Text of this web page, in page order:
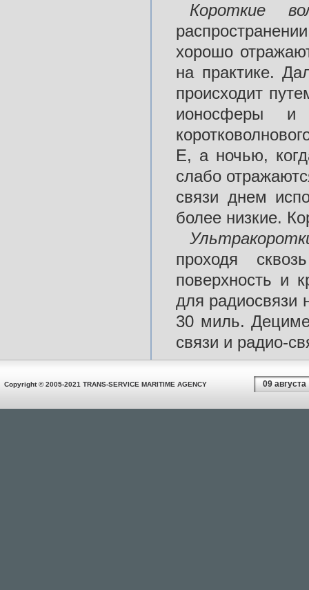
Короткие
хорошо
на практике.
происходит
ионосферы
Е, а ночью,
слабо
связи днем
более низкие.
проходя
поверхность и
для радиосвязи
30 миль.
связи и радио-
Copyright © 2005-2021 TRANS-SERVICE MARITIME AGENCY 09 августа